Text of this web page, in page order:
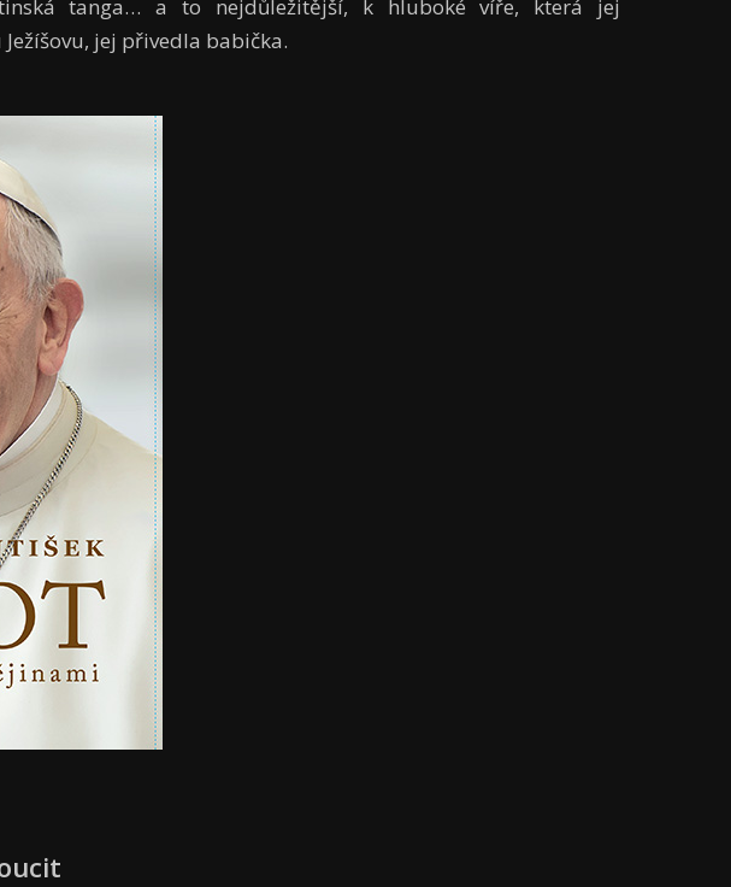
tanga… a to nejdůležitější, k hluboké víře, která jej
jej přivedla babička.